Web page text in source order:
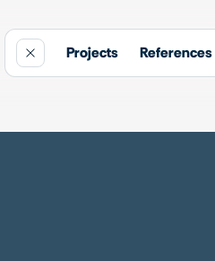
Projects References